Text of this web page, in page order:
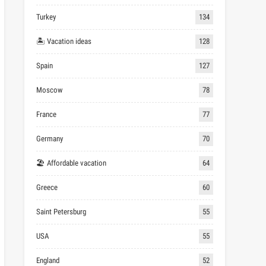
Turkey 134
🏝 Vacation ideas 128
Spain 127
Moscow 78
France 77
Germany 70
🏖 Affordable vacation 64
Greece 60
Saint Petersburg 55
USA 55
England 52